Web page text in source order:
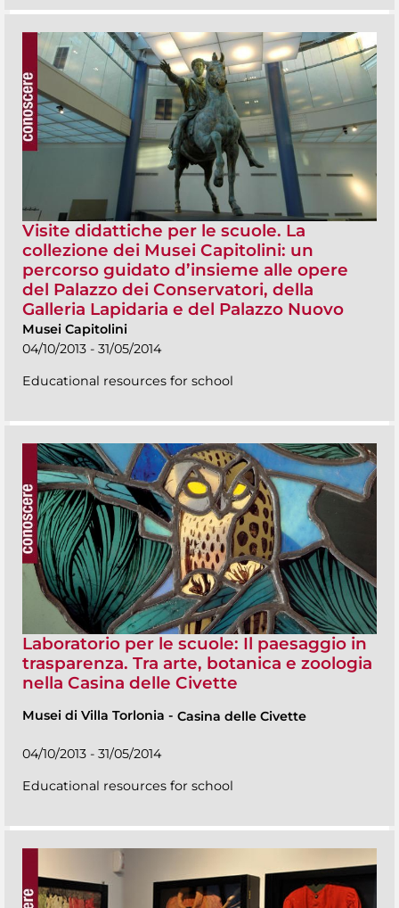
Visite didattiche per le scuole. La
collezione dei Musei Capitolini: un
percorso guidato d’insieme alle opere
del Palazzo dei Conservatori, della
Galleria Lapidaria e del Palazzo Nuovo
Musei Capitolini
04/10/2013 - 31/05/2014
Educational resources for school
Laboratorio per le scuole: Il paesaggio in
trasparenza. Tra arte, botanica e zoologia
nella Casina delle Civette
Musei di Villa Torlonia - Casina delle Civette
04/10/2013 - 31/05/2014
Educational resources for school